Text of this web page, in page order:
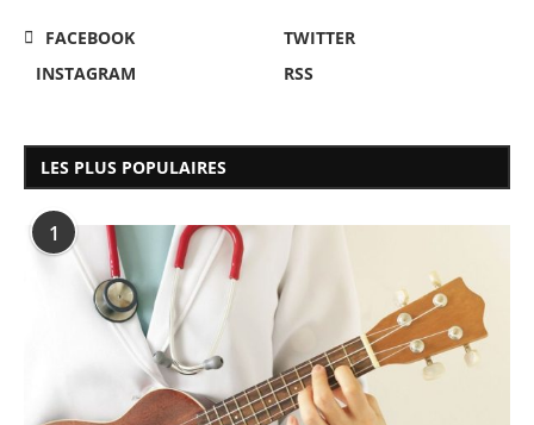
FACEBOOK
TWITTER
INSTAGRAM
RSS
LES PLUS POPULAIRES
1